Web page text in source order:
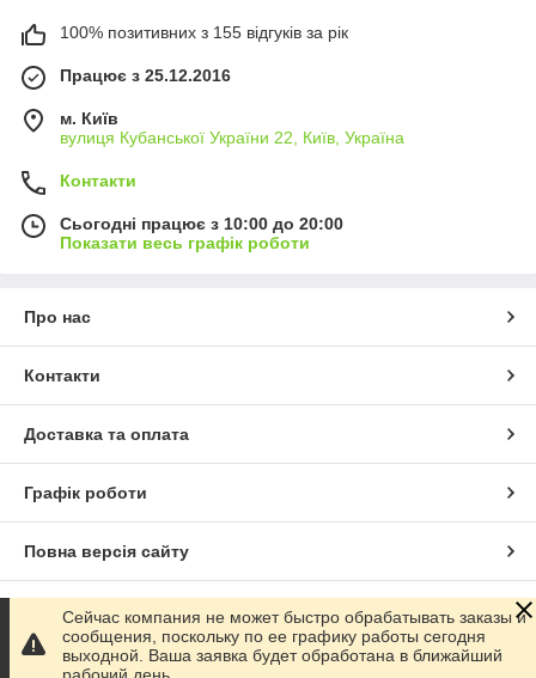
100% позитивних з 155 відгуків за рік
Працює з 25.12.2016
м. Київ
вулиця Кубанської України 22, Київ, Україна
Контакти
Сьогодні працює з 10:00 до 20:00
Показати весь графік роботи
Про нас
Контакти
Доставка та оплата
Графік роботи
Повна версія сайту
Сайт створено на маркетплейсі Prom.ua
Політика конфіденційності
Сейчас компания не может быстро обрабатывать заказы и
сообщения, поскольку по ее графику работы сегодня
выходной. Ваша заявка будет обработана в ближайший